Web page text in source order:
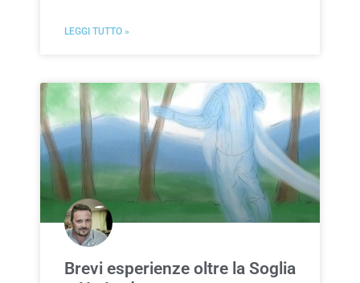
LEGGI TUTTO »
Brevi esperienze oltre la Soglia